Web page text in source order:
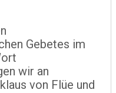
Gebetes im
wir an
von Flüe und